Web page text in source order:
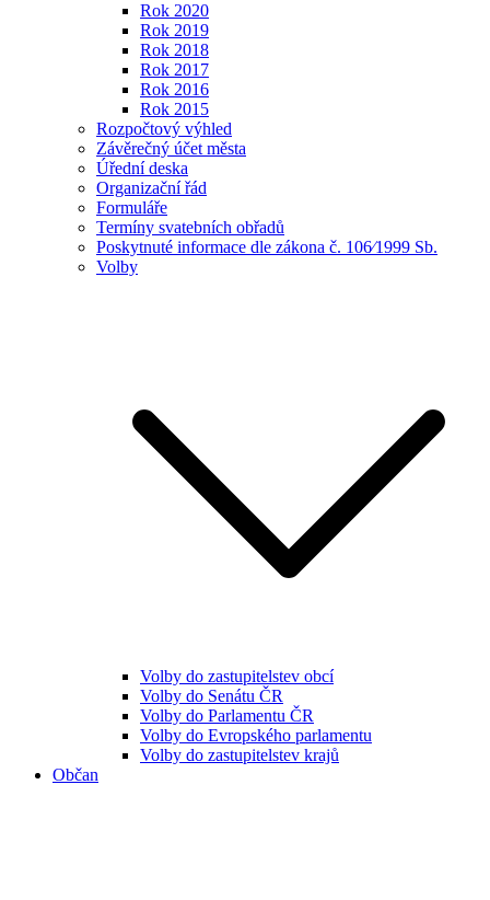
Rok 2020
Rok 2019
Rok 2018
Rok 2017
Rok 2016
Rok 2015
Rozpočtový výhled
Závěrečný účet města
Úřední deska
Organizační řád
Formuláře
Termíny svatebních obřadů
Poskytnuté informace dle zákona č. 106⁄1999 Sb.
Volby
Volby do zastupitelstev obcí
Volby do Senátu ČR
Volby do Parlamentu ČR
Volby do Evropského parlamentu
Volby do zastupitelstev krajů
Občan